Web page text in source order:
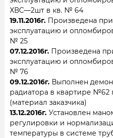
ХВС—2шт в кв. № 64
19.11.2016г. Произведена
эксплуатацию и
№ 25
07.12.2016г. Произведена
эксплуатацию и
№ 76
09.12.2016г. Выполнен
радиатора в квартире №62
(материал заказчика)
13.12.2016г. Установлен
регулировки и
температуры в системе